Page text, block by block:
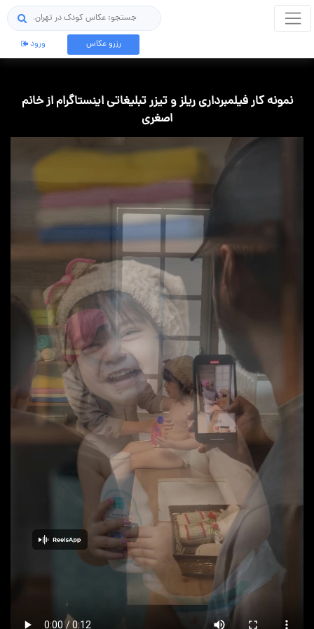
جستجو
رزرو عکاس ورود
نمونه کار فیلمبرداری ریلز و تیزر تبلیغاتی اینستاگرام از خانم
اصغری